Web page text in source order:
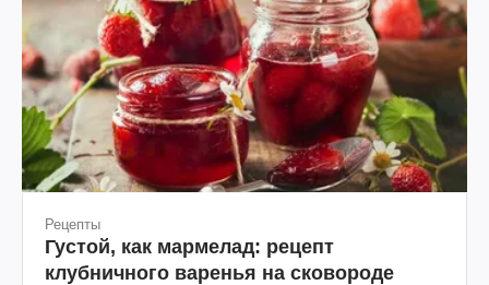
Рецепты
Густой, как мармелад: рецепт
клубничного варенья на сковороде